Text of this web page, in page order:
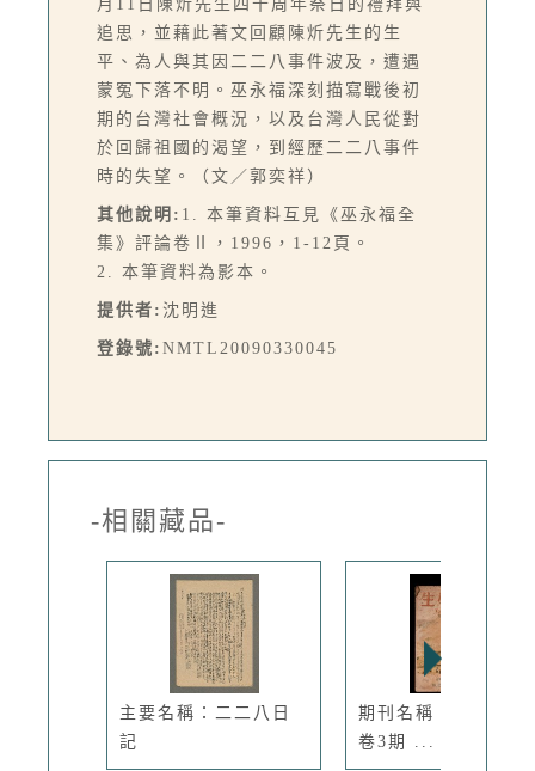
月11日陳炘先生四十周年祭日的禮拜與
追思，並藉此著文回顧陳炘先生的生
平、為人與其因二二八事件波及，遭遇
蒙冤下落不明。巫永福深刻描寫戰後初
期的台灣社會概況，以及台灣人民從對
於回歸祖國的渴望，到經歷二二八事件
時的失望。（文／郭奕祥）
其他說明: 1. 本筆資料互見《巫永福全
集》評論卷Ⅱ，1996，1-12頁。
2. 本筆資料為影本。
提供者: 沈明進
登錄號: NMTL20090330045
-相關藏品-
主要名稱：二二八日
記
期刊名稱：台灣學生
卷3期 ...